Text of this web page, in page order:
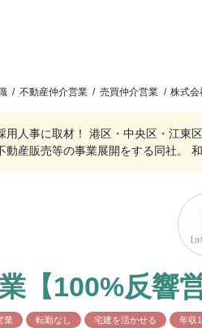
/ 不動産仲介営業 / 売買仲介営業 / 株式
用人事に取材！ 港区・中央区・江東
動産販売等の事業展開をする同社。
【100%反響
業 転勤なし 宅建を活かせる 年収